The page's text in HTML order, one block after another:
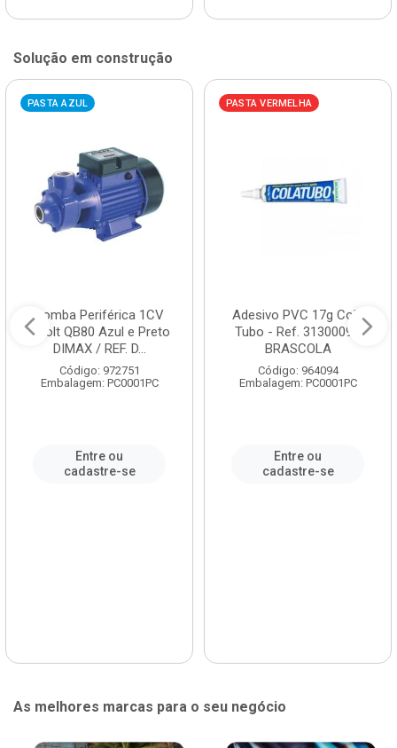
Solução em construção
PASTA AZUL
Bomba Periférica 1CV
Bivolt QB80 Azul e Preto
DIMAX / REF. D...
Código: 972751
Embalagem: PC0001PC
Entre ou
cadastre-se
PASTA VERMELHA
Adesivo PVC 17g Cola
Tubo - Ref. 3130009 -
BRASCOLA
Código: 964094
Embalagem: PC0001PC
Entre ou
cadastre-se
As melhores marcas para o seu negócio